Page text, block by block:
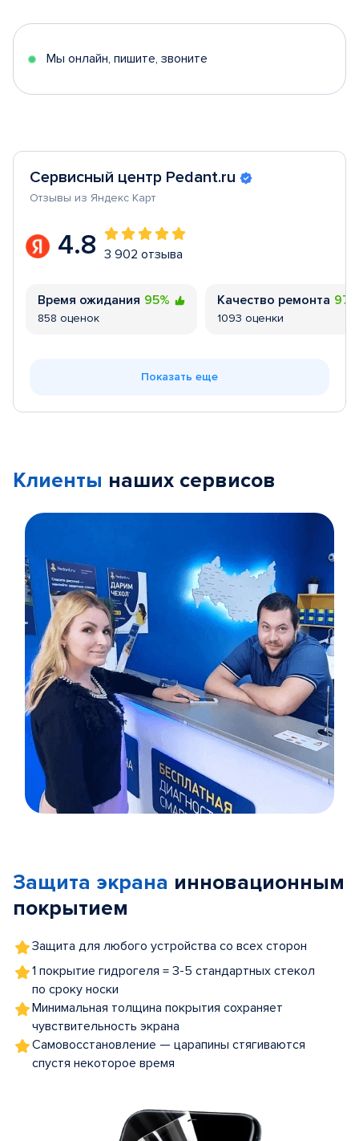
5
Мы онлайн, пишите, звоните
Сервисный центр Pedant.ru
Отзывы из Яндекс Карт
4.8 3 902 отзыва
Время ожидания 95%
858 оценок
Качество ремонта
1093 оценки
Показать еще
Клиенты наших сервисов
5
Защита экрана инновационным
покрытием
Защита для любого устройства со всех сторон
1 покрытие гидрогеля = 3-5 стандартных стекол
по сроку носки
Минимальная толщина покрытия сохраняет
чувствительность экрана
Самовосстановление — царапины стягиваются
спустя некоторое время